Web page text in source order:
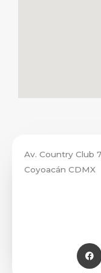
Av. Country Club
Coyoacán CDMX
F
a
c